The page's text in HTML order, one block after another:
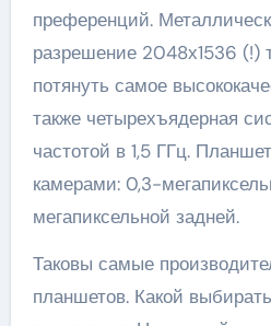
преференций.
разрешение 2048х1536 (!)
потянуть самое
также четырехъядерная
частотой в 1,5 ГГц.
камерами: 0,3-
мегапиксельной задней.
Таковы самые
планшетов. Какой